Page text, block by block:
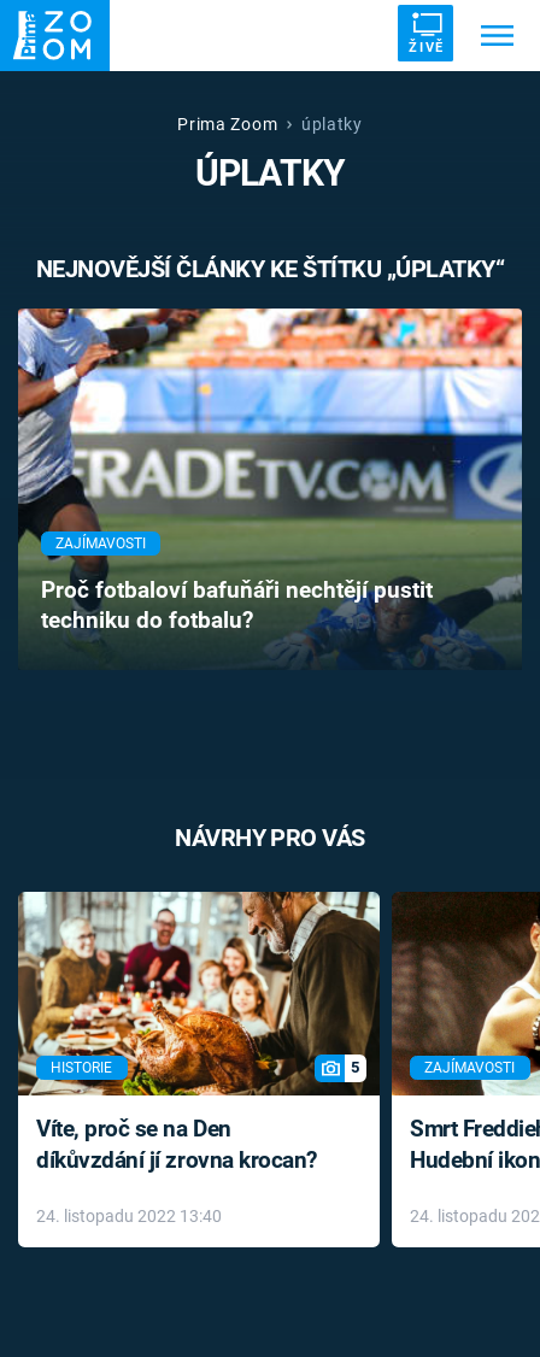
ŽIVĚ
UFO DRUHÁ SVĚTOVÁ VÁLKA
VETŘELCI DÁVNOVĚKU
Témata
Témata
Pořady
TV Program
Časopis
Sledujte prima+
Prima Zoom úplatky
ÚPLATKY
NEJNOVĚJŠÍ ČLÁNKY KE ŠTÍTKU „ÚPLATKY“
ZAJÍMAVOSTI
Proč fotbaloví bafuňáři nechtějí pustit
techniku do fotbalu?
NÁVRHY PRO VÁS
HISTORIE 5
Víte, proč se na Den
díkůvzdání jí zrovna krocan?
24. listopadu 2022 13:40
ZAJÍMAVOSTI
Smrt
Hudební
léky
24. listopadu